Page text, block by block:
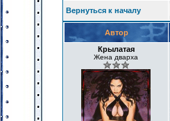
Вернуться к началу
Автор
Крылатая
Жена дварха